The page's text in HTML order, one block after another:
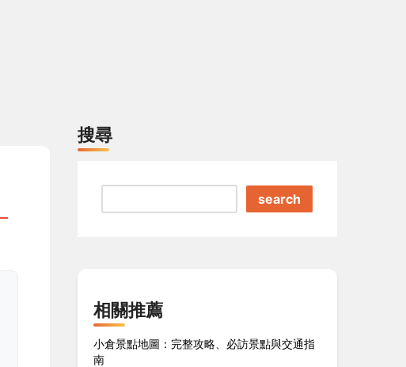
搜尋
search
相關推薦
小倉景點地圖：完整攻略、必訪景點與交通指
南